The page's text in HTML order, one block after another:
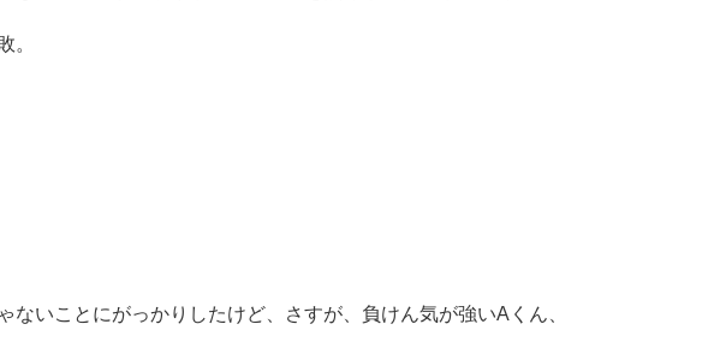
。
ないことにがっかりしたけど、さすが、負けん気が強いAくん、